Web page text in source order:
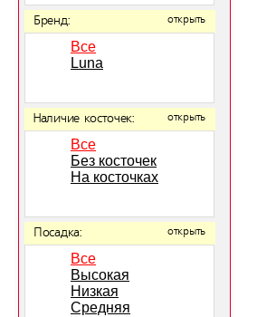
Бренд: открыть
Все
Luna
Наличие косточек: открыть
Все
Без косточек
На косточках
Посадка: открыть
Все
Высокая
Низкая
Средняя